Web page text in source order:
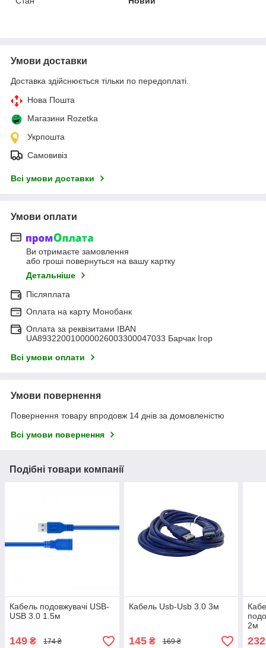
Умови доставки
Доставка здійснюється тільки по передоплаті.
Нова Пошта
Магазини Rozetka
Укрпошта
Самовивіз
Всі умови доставки
Умови оплати
Ви отримаєте замовлення
або гроші повернуться на вашу картку
Детальніше
Післяплата
Оплата на карту Монобанк
Оплата за реквізитами IBAN
UA893220010000026003300047033 Барчак Ігор
Всі умови оплати
Умови повернення
Повернення товару впродовж 14 днів за домовленістю
Всі умови повернення
Подібні товари компанії
Кабель подовжувачі USB-
USB 3.0 1.5м
149 ₴ 174 ₴
Кабель Usb-Usb 3.0 3м
145₴ 169 ₴
2м
232